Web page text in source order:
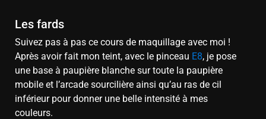
Les fards
Suivez pas à pas ce cours de maquillage avec moi !
Après avoir fait mon teint, avec le pinceau E8, je pose
une base à paupière blanche sur toute la paupière
mobile et l’arcade sourcilière ainsi qu’au ras de cil
inférieur pour donner une belle intensité à mes
couleurs.